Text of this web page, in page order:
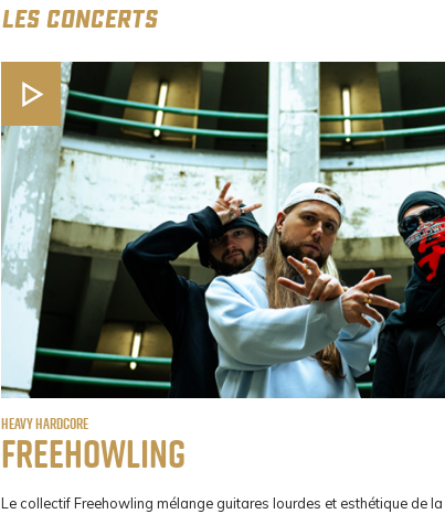
LES CONCERTS
Heavy Hardcore
FreeHowling
Le collectif Freehowling mélange guitares lourdes et esthétique de